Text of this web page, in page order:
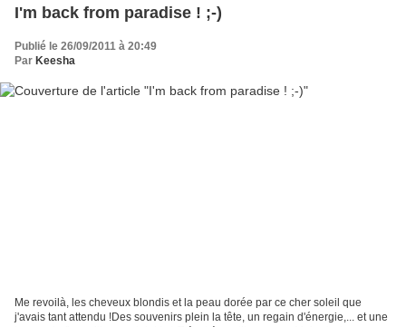
I'm back from paradise ! ;-)
Publié le 26/09/2011 à 20:49
Par Keesha
Me revoilà, les cheveux blondis et la peau dorée par ce cher soleil que
j'avais tant attendu !Des souvenirs plein la tête, un regain d'énergie,... et une